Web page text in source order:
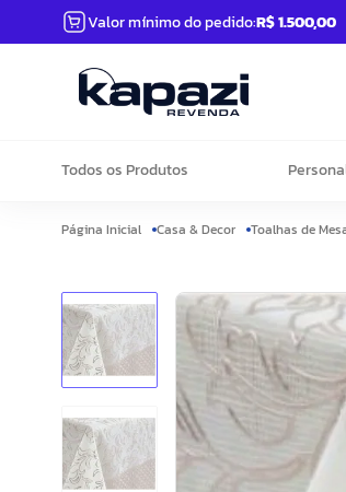
Valor mínimo do pedido:R$ 1.500,00
Todos os Produtos
Casa & Decor Toalhas de